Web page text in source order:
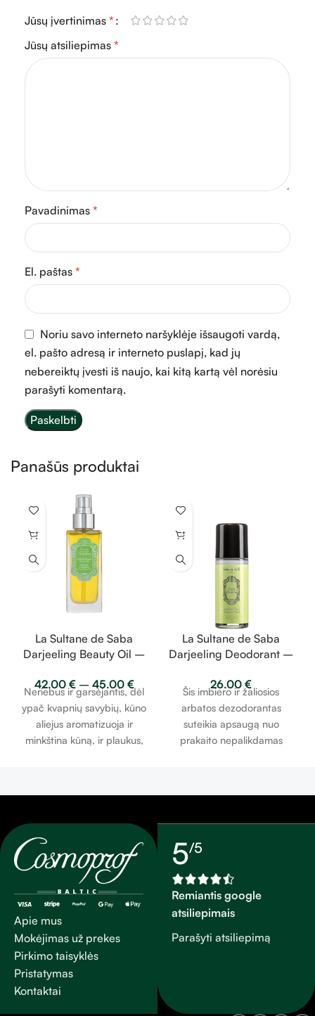
Jūsų įvertinimas *
Jūsų atsiliepimas *
Pavadinimas *
El. paštas *
Noriu savo interneto naršyklėje išsaugoti vardą,
el. pašto adresą ir interneto puslapį, kad jų
nebereiktų įvesti iš naujo, kai kitą kartą vėl norėsiu
parašyti komentarą.
Panašūs produktai
La Sultane de Saba
Darjeeling Beauty Oil –
– grožio aliejus
42.00€ – 45.00 €
Neriebus ir garsėjantis, dėl
ypač kvapnių savybių, kūno
aliejus aromatizuoja ir
minkština kūną, ir plaukus,
aliejus, sensacingumo lobis,
vasarą ir žiemą derina savo
maitinimo efektyvumą su
satino galia, kuri drėkina ir
sublimatuoja vienu gestu.*
Viršutinių epidermio
sluoksnių hidratacija.
La Sultane de Saba
Darjeeling Deodorant –
– dezodorantas 50ml
26.00 €
Šis imbiero ir žaliosios
arbatos dezodorantas
suteikia apsaugą nuo
prakaito nepalikdamas
Apie mus
Mokėjimas už prekes
Pirkimo taisyklės
Pristatymas
Kontaktai
5/5
Remiantis google
atsiliepimais
Parašyti atsiliepimą